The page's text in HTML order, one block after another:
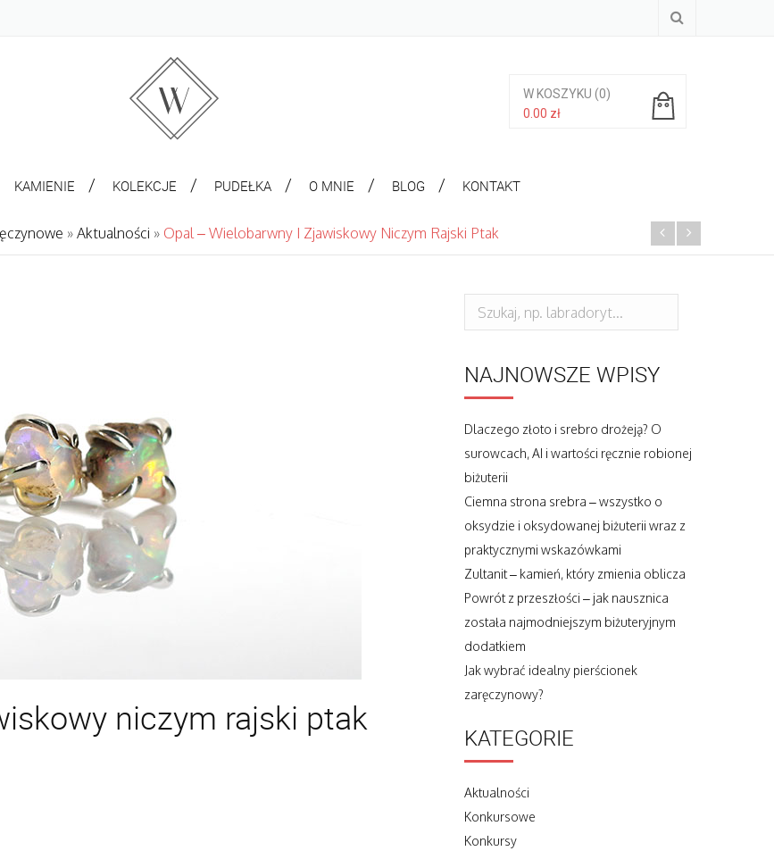
W KOSZYKU (0)
0.00 zł
KAMIENIE KOLEKCJE PUDEŁKA O MNIE BLOG KONTAKT
» Aktualności » Opal – Wielobarwny I Zjawiskowy Niczym Rajski Ptak
niczym rajski ptak
NAJNOWSZE WPISY
Dlaczego złoto i srebro drożeją? O
surowcach, AI i wartości ręcznie robionej
biżuterii
Ciemna strona srebra – wszystko o
oksydzie i oksydowanej biżuterii wraz z
praktycznymi wskazówkami
Zultanit – kamień, który zmienia oblicza
Powrót z przeszłości – jak nausznica
została najmodniejszym biżuteryjnym
dodatkiem
Jak wybrać idealny pierścionek
zaręczynowy?
KATEGORIE
Aktualności
Konkursowe
Konkursy